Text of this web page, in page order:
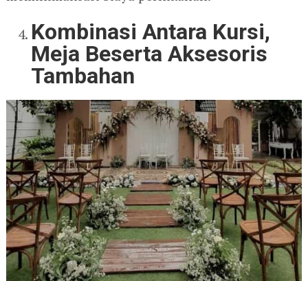
Kombinasi Antara Kursi,
Meja Beserta Aksesoris
Tambahan